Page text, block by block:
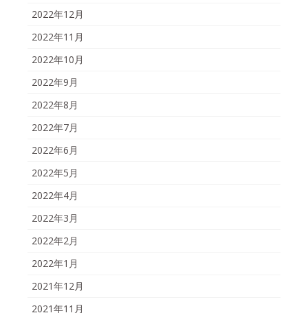
2022年12月
2022年11月
2022年10月
2022年9月
2022年8月
2022年7月
2022年6月
2022年5月
2022年4月
2022年3月
2022年2月
2022年1月
2021年12月
2021年11月